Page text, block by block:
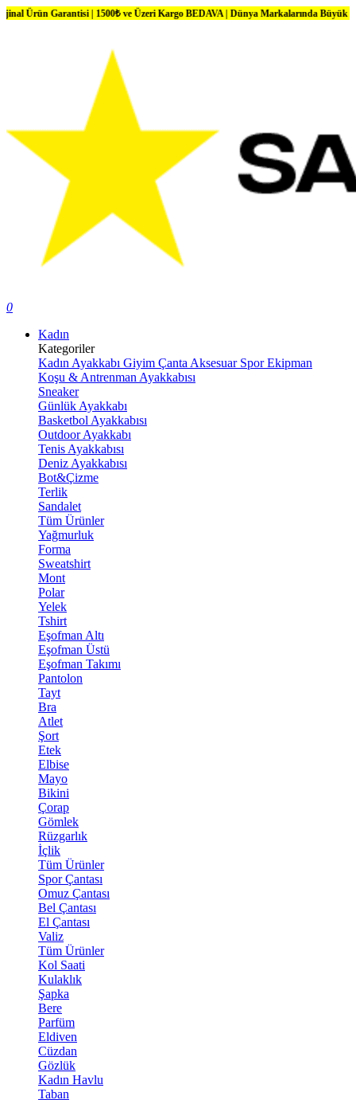
Garantisi | 1500₺ ve Üzeri Kargo BEDAVA | Dünya Markalarında Büyük İndirimler
0
Kadın
Kategoriler
Kadın Ayakkabı Giyim Çanta Aksesuar Spor Ekipman
Koşu & Antrenman Ayakkabısı
Sneaker
Günlük Ayakkabı
Basketbol Ayakkabısı
Outdoor Ayakkabı
Tenis Ayakkabısı
Deniz Ayakkabısı
Bot&Çizme
Terlik
Sandalet
Tüm Ürünler
Yağmurluk
Forma
Sweatshirt
Mont
Polar
Yelek
Tshirt
Eşofman Altı
Eşofman Üstü
Eşofman Takımı
Pantolon
Tayt
Bra
Atlet
Şort
Etek
Elbise
Mayo
Bikini
Çorap
Gömlek
Rüzgarlık
İçlik
Tüm Ürünler
Spor Çantası
Omuz Çantası
Bel Çantası
El Çantası
Valiz
Tüm Ürünler
Kol Saati
Kulaklık
Şapka
Bere
Parfüm
Eldiven
Cüzdan
Gözlük
Kadın Havlu
Taban